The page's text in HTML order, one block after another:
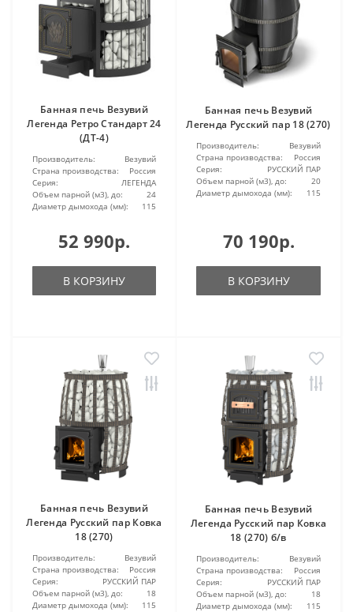
Банная печь Везувий
Легенда Ретро Стандарт 24
(ДТ-4)
Производитель:
Везувий
Страна производства:
Россия
Серия:
ЛЕГЕНДА
Объем парной (м3), до:
24
Диаметр дымохода (мм):
115
52 990р.
В КОРЗИНУ
Банная печь Везувий
Легенда Русский пар 18 (270)
Производитель:
Везувий
Страна производства:
Россия
Серия:
РУССКИЙ ПАР
Объем парной (м3), до:
20
Диаметр дымохода (мм):
115
70 190р.
В КОРЗИНУ
Банная печь Везувий
Легенда Русский пар Ковка
18 (270)
Производитель:
Везувий
Страна производства:
Россия
Серия:
РУССКИЙ ПАР
Объем парной (м3), до:
18
Диаметр дымохода (мм):
115
Банная печь Везувий
Легенда Русский пар Ковка
18 (270) б/в
Производитель:
Везувий
Страна производства:
Россия
Серия:
РУССКИЙ ПАР
Объем парной (м3), до:
18
Диаметр дымохода (мм):
115